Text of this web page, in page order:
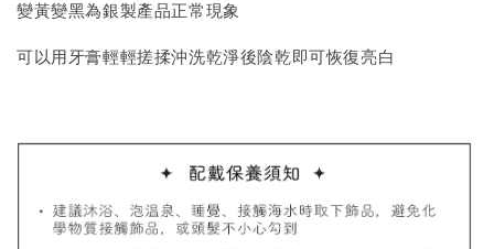
- +
變黃變黑為銀製產品正常現象
可以用牙膏輕輕搓揉沖洗乾淨後陰乾即可恢復亮白